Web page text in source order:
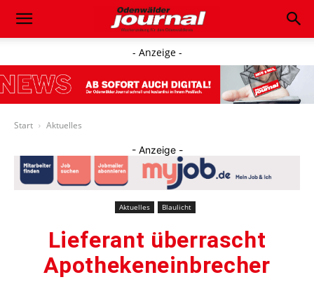
- Anzeige -
Start Aktuelles
- Anzeige -
Aktuelles Blaulicht
Lieferant überrascht
Apothekeneinbrecher